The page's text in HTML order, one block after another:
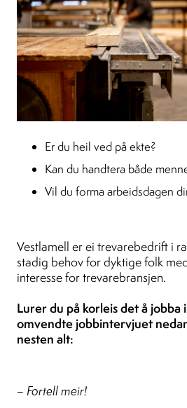
Er du heil ved på ekte?
Kan du handtera både
Vil du forma arbeidsdagen
Vestlamell er ei trevarebedrift i
stadig behov for dyktige folk
interesse for trevarebransjen.
Lurer du på korleis det å jobba
omvendte jobbintervjuet
nesten alt:
– Fortell meir!